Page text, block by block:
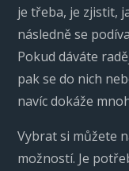
je třeba, je zjistit,
následně se
Pokud dáváte
pak se do nich
navíc dokáže
Vybrat si můžete
možností. Je